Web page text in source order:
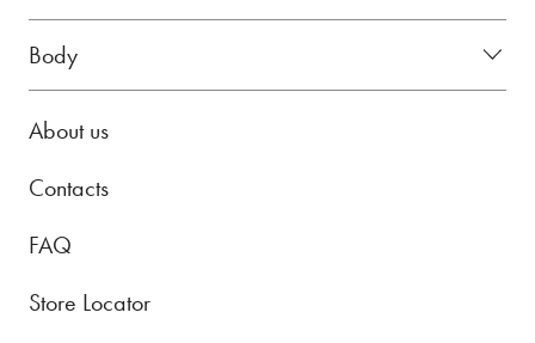
Body
About us
Contacts
FAQ
Store Locator